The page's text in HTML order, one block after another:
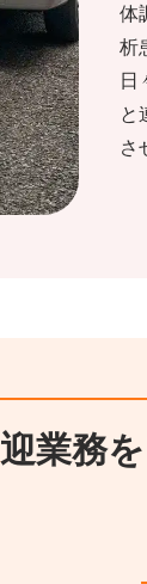
体
析
日
と
さ
送迎業務を